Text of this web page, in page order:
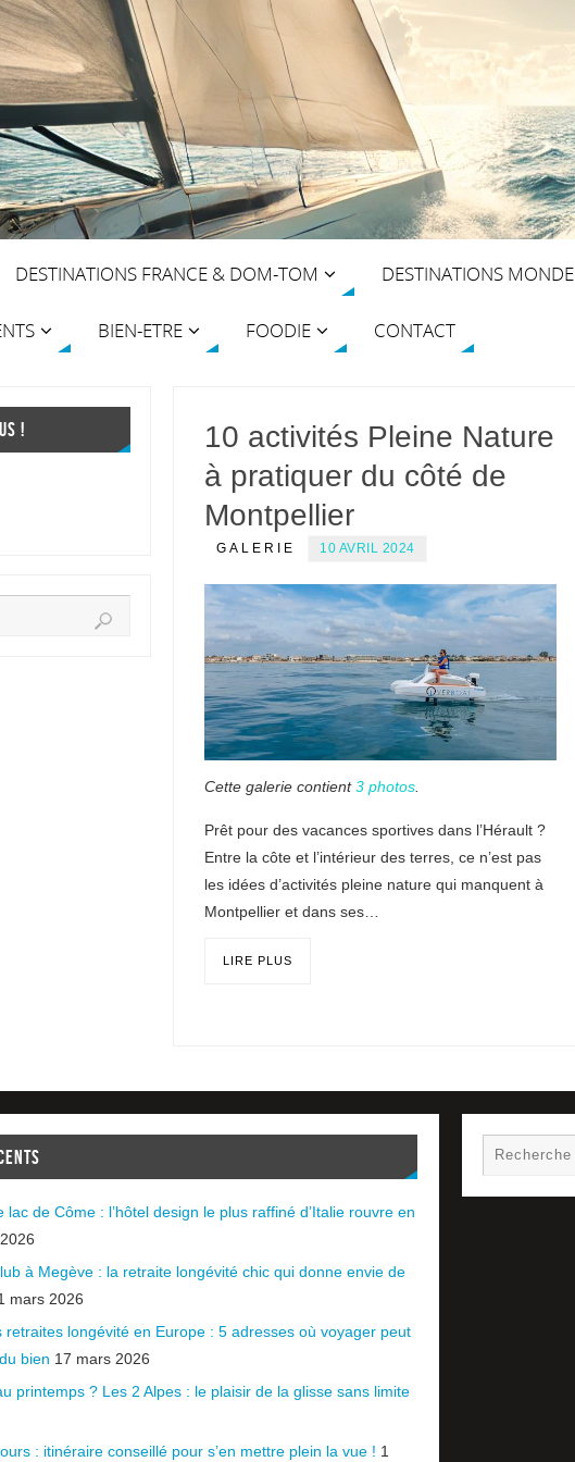
DESTINATIONS FRANCE & DOM-TOM DESTINATIONS MONDE
BIEN-ETRE FOODIE CONTACT
10 activités Pleine Nature
à pratiquer du côté de
Montpellier
GALERIE 10 AVRIL 2024
Cette galerie contient3 photos
Prêt pour des vacances sportives dans l’Hérault ?
Entre la côte et l’intérieur des terres, ce n’est pas
les idées d’activités pleine nature qui manquent à
Montpellier et dans ses…
LIRE PLUS
!
lac de Côme : l’hôtel design le plus raffiné d’Italie rouvre en
à Megève : la retraite longévité chic qui donne envie de
mars 2026
retraites longévité en Europe : 5 adresses où voyager peut
bien 17 mars 2026
printemps ? Les 2 Alpes : le plaisir de la glisse sans limite
: itinéraire conseillé pour s’en mettre plein la vue ! 1